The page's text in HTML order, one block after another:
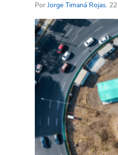
Por Jorge Timaná Rojas.